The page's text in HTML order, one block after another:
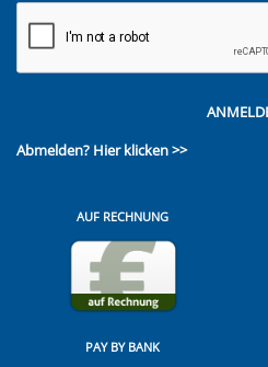
Abmelden? Hier klicken >>
AUF RECHNUNG
PAY BY BANK